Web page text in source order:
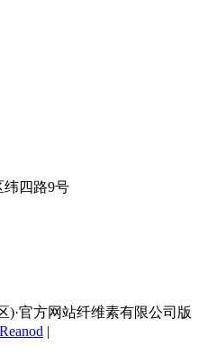
纬四路9号
)·官方网站纤维素有限公司版
|